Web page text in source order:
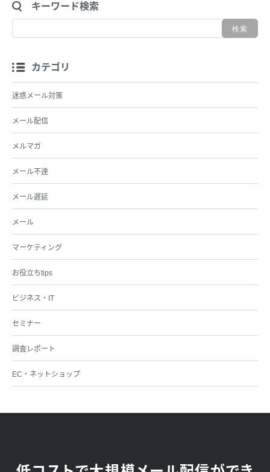
キーワード検索
カテゴリ
迷惑メール対策
メール配信
メルマガ
メール不達
メール遅延
メール
マーケティング
お役立ちtips
ビジネス・IT
セミナー
調査レポート
EC・ネットショップ